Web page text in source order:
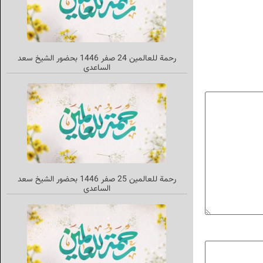
رحمة للعالمين 24 صفر 1446 بحضور الشيخ سعد
الساعدي
رحمة للعالمین 25 صفر 1446 بحضور الشیخ سعد
الساعدي